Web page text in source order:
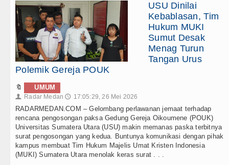
USU Dinilai
Kebablasan, Tim
Hukum MUKI
Sumut Desak
Menag Turun
Tangan Urus
Polemik Gereja POUK
🔖 UMUM
👤 Radar Medan 🕔 17:05:29, 26 Mei 2026
RADARMEDAN.COM – Gelombang perlawanan jemaat terhadap
rencana pengosongan paksa Gedung Gereja Oikoumene (POUK)
Universitas Sumatera Utara (USU) makin memanas paska terbitnya
surat pengosongan yang kedua. Buntunya komunikasi dengan pihak
kampus membuat Tim Hukum Majelis Umat Kristen Indonesia
(MUKI) Sumatera Utara menolak keras surat . . .